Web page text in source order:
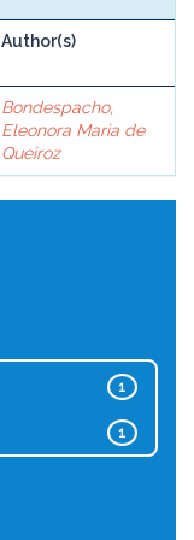
Author(s)
Bondespacho,
Eleonora Maria de
Queiroz
1
1